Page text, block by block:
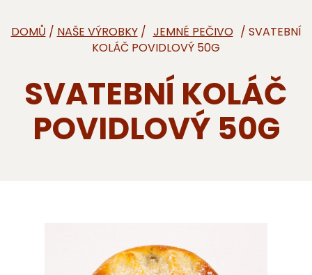
DOMŮ / NAŠE VÝROBKY/
/ SVATEBNÍ
KOLÁČ POVIDLOVÝ 50G
SVATEBNÍ KOLÁČ
POVIDLOVÝ 50G